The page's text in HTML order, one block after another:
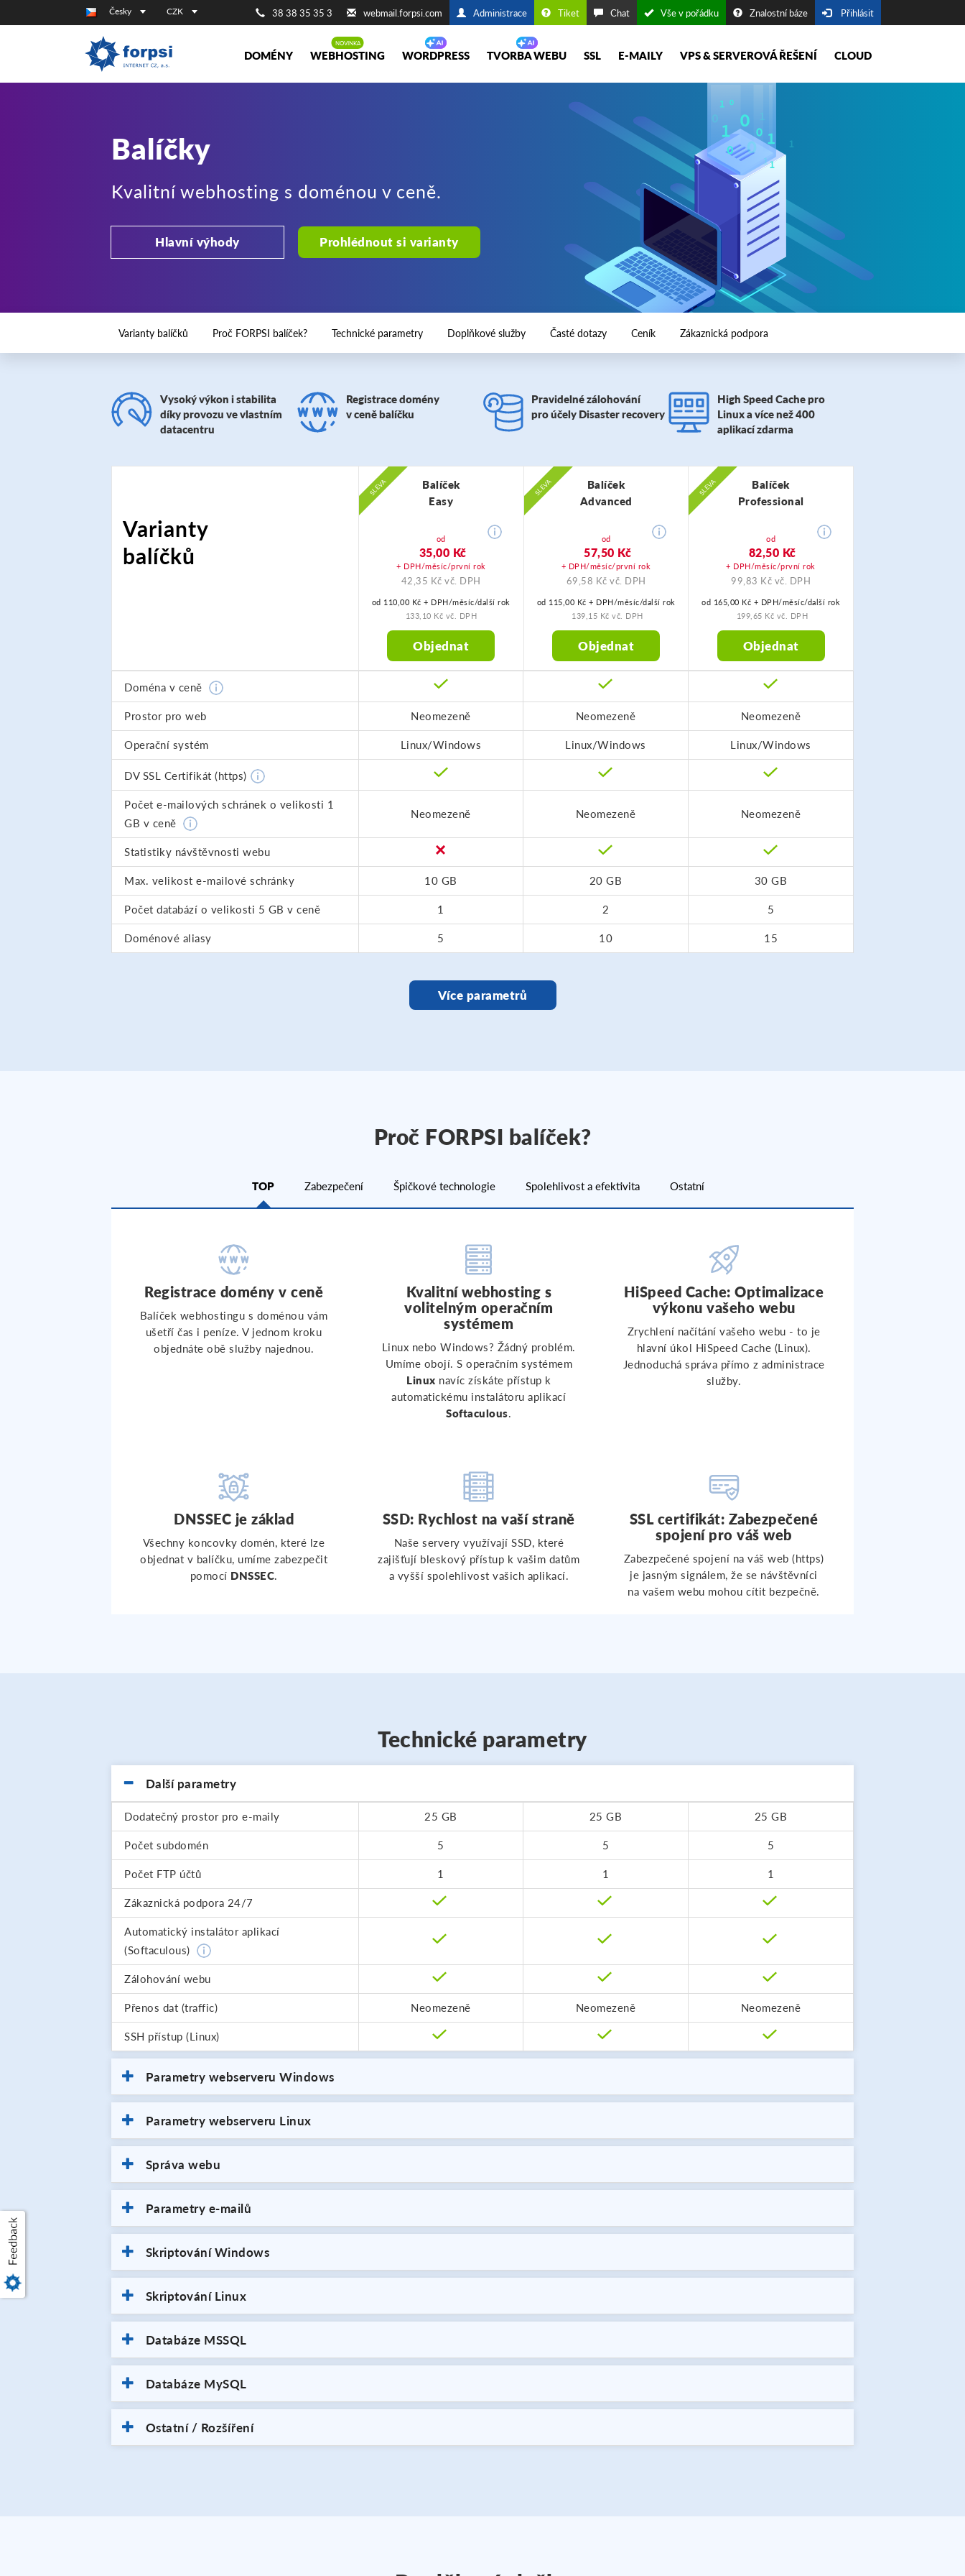
Balíčky
Kvalitní webhosting s doménou v ceně.
Hlavní výhody Prohlédnout si varianty
Varianty balíčků Proč FORPSI balíček? Technické parametry Doplňkové služby Časté dotazy Ceník Zákaznická podpora
Vysoký výkon i stabilita
díky provozu ve vlastním
datacentru
Registrace domény
v ceně balíčku
Pravidelné zálohování
pro účely Disaster recovery
High Speed Cache pro
Linux a více než 400
aplikací zdarma
Varianty
balíčků
SLEVA
Balíček
Easy
od
35,00 Kč
+ DPH/měsíc/první rok
42,35 Kč vč. DPH
od 110,00 Kč + DPH/měsíc/další rok
133,10 Kč vč. DPH
Objednat
SLEVA
Balíček
Advanced
od
57,50 Kč
+ DPH/měsíc/první rok
69,58 Kč vč. DPH
od 115,00 Kč + DPH/měsíc/další rok
139,15 Kč vč. DPH
Objednat
SLEVA
Balíček
Professional
od
82,50 Kč
+ DPH/měsíc/první rok
99,83 Kč vč. DPH
od 165,00 Kč + DPH/měsíc/další rok
199,65 Kč vč. DPH
Objednat
Doména v ceně
Prostor pro web Neomezeně Neomezeně Neomezeně
Operační systém Linux/Windows Linux/Windows Linux/Windows
DV SSL Certifikát (https)
Počet e-mailových schránek o velikosti 1
GB v ceně
Neomezeně Neomezeně Neomezeně
Statistiky návštěvnosti webu
Max. velikost e-mailové schránky 10 GB 20 GB 30 GB
Počet databází o velikosti 5 GB v ceně 1 2 5
Doménové aliasy 5 10 15
Více parametrů
Proč FORPSI balíček?
TOP Zabezpečení Špičkové technologie Spolehlivost a efektivita Ostatní
Registrace domény v ceně
Balíček webhostingu s doménou vám
ušetří čas i peníze. V jednom kroku
objednáte obě služby najednou.
Kvalitní webhosting s
volitelným operačním
systémem
Linux nebo Windows? Žádný problém.
Umíme obojí. S operačním systémem
Linux navíc získáte přístup k
automatickému instalátoru aplikací
Softaculous.
HiSpeed Cache: Optimalizace
výkonu vašeho webu
Zrychlení načítání vašeho webu - to je
hlavní úkol HiSpeed Cache (Linux).
Jednoduchá správa přímo z administrace
služby.
DNSSEC je základ
Všechny koncovky domén, které lze
objednat v balíčku, umíme zabezpečit
pomocí DNSSEC.
SSD: Rychlost na vaší straně
Naše servery využívají SSD, které
zajišťují bleskový přístup k vašim datům
a vyšší spolehlivost vašich aplikací.
SSL certifikát: Zabezpečené
spojení pro váš web
Zabezpečené spojení na váš web (https)
je jasným signálem, že se návštěvníci
na vašem webu mohou cítit bezpečně.
Technické parametry
Další parametry
Dodatečný prostor pro e-maily 25 GB 25 GB 25 GB
Počet subdomén 5 5 5
Počet FTP účtů 1 1 1
Zákaznická podpora 24/7
Automatický instalátor aplikací
(Softaculous)
Zálohování webu
Přenos dat (traffic) Neomezeně Neomezeně Neomezeně
SSH přístup (Linux)
Parametry webserveru Windows
Parametry webserveru Linux
Správa webu
Parametry e-mailů
Skriptování Windows
Skriptování Linux
Databáze MSSQL
Databáze MySQL
Ostatní / Rozšíření
Česky CZK 38 38 35 35 3 webmail.forpsi.com Administrace Tiket Chat Vše v pořádku Znalostní báze Přihlásit
DOMÉNY WEBHOSTING WORDPRESS TVORBA WEBU SSL E-MAILY VPS & SERVEROVÁ ŘEŠENÍ CLOUD